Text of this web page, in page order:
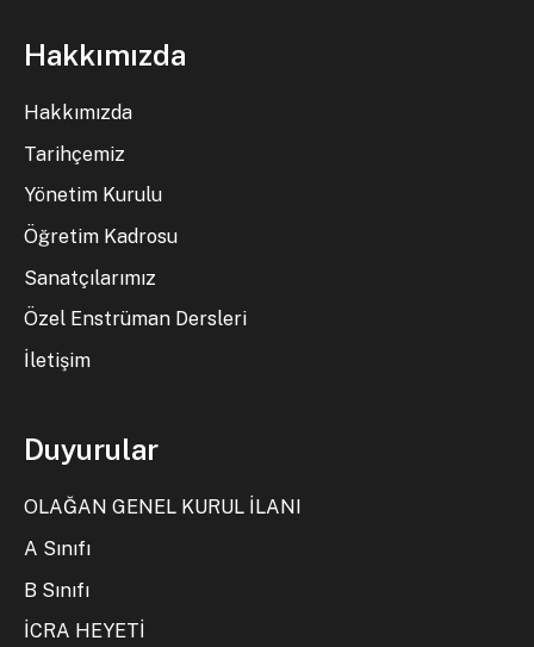
Hakkımızda
Hakkımızda
Tarihçemiz
Yönetim Kurulu
Öğretim Kadrosu
Sanatçılarımız
Özel Enstrüman Dersleri
İletişim
Duyurular
OLAĞAN GENEL KURUL İLANI
A Sınıfı
B Sınıfı
İCRA HEYETİ